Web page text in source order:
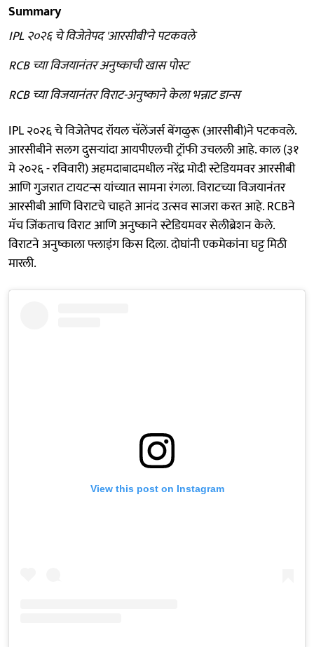
Summary
IPL २०२६ चे विजेतेपद 'आरसीबी'ने पटकवले
RCB च्या विजयानंतर अनुष्काची खास पोस्ट
RCB च्या विजयानंतर विराट-अनुष्काने केला भन्नाट डान्स
IPL २०२६ चे विजेतेपद रॉयल चॅलेंजर्स बेंगळुरू (आरसीबी)ने पटकवले.
आरसीबीने सलग दुसऱ्यांदा आयपीएलची ट्रॉफी उचलली आहे. काल (३१
मे २०२६ - रविवारी) अहमदाबादमधील नरेंद्र मोदी स्टेडियमवर आरसीबी
आणि गुजरात टायटन्स यांच्यात सामना रंगला. विराटच्या विजयानंतर
आरसीबी आणि विराटचे चाहते आनंद उत्सव साजरा करत आहे. RCBने
मॅच जिंकताच विराट आणि अनुष्काने स्टेडियमवर सेलीब्रेशन केले.
विराटने अनुष्काला फ्लाइंग किस दिला. दोघांनी एकमेकांना घट्ट मिठी
मारली.
View this post on Instagram